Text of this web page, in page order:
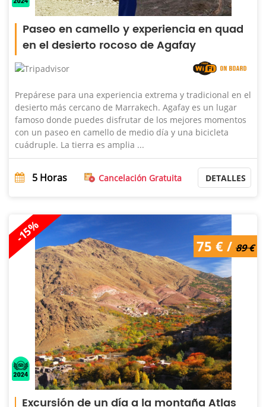
Paseo en camello y experiencia en quad
en el desierto rocoso de Agafay
Prepárese para una experiencia extrema y tradicional en el
desierto más cercano de Marrakech. Agafay es un lugar
famoso donde puedes disfrutar de los mejores momentos
con un paseo en camello de medio día y una bicicleta
cuádruple. La tierra es amplia ...
5 Horas Cancelación Gratuita DETALLES
-15%
75 € / 89 €
Excursión de un día a la montaña Atlas